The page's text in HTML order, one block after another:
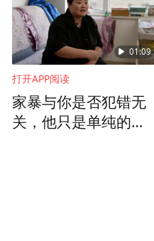
01:09
打开APP阅读
家暴与你是否犯错无
关，他只是单纯的想